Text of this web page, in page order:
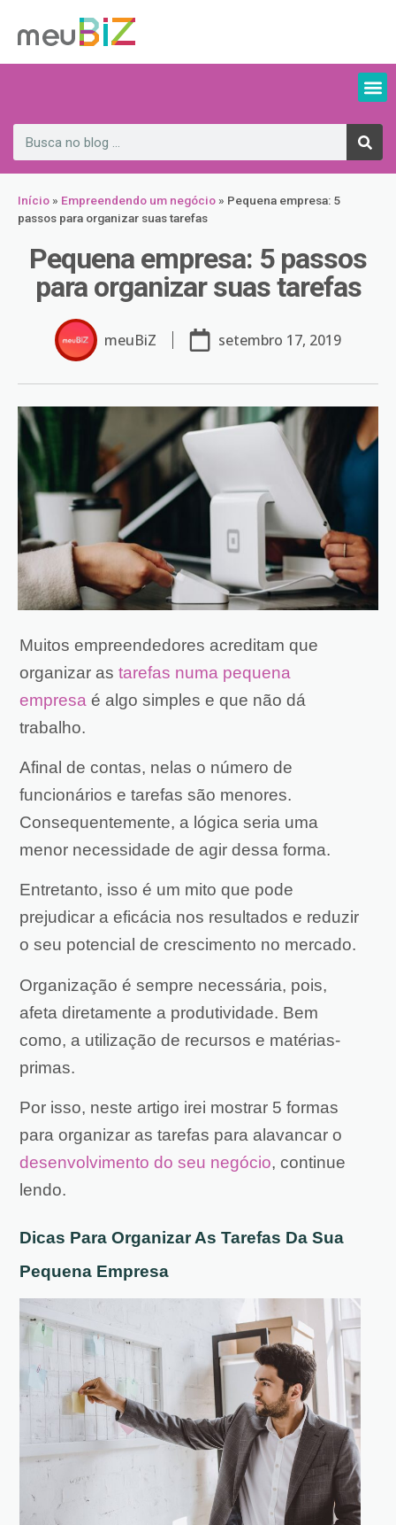
Início » Empreendendo um negócio » Pequena empresa: 5
passos para organizar suas tarefas
Pequena empresa: 5 passos
para organizar suas tarefas
meuBiZ setembro 17, 2019
Muitos empreendedores acreditam que
organizar as tarefas numa pequena
empresa é algo simples e que não dá
trabalho.
Afinal de contas, nelas o número de
funcionários e tarefas são menores.
Consequentemente, a lógica seria uma
menor necessidade de agir dessa forma.
Entretanto, isso é um mito que pode
prejudicar a eficácia nos resultados e reduzir
o seu potencial de crescimento no mercado.
Organização é sempre necessária, pois,
afeta diretamente a produtividade. Bem
como, a utilização de recursos e matérias-
primas.
Por isso, neste artigo irei mostrar 5 formas
para organizar as tarefas para alavancar o
desenvolvimento do seu negócio, continue
lendo.
Dicas Para Organizar As Tarefas Da Sua
Pequena Empresa